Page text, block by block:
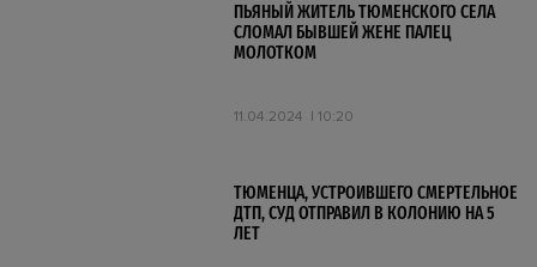
ПЬЯНЫЙ ЖИТЕЛЬ ТЮМЕНСКОГО СЕЛА
СЛОМАЛ БЫВШЕЙ ЖЕНЕ ПАЛЕЦ
МОЛОТКОМ
11.04.2024 10:20
ТЮМЕНЦА, УСТРОИВШЕГО СМЕРТЕЛЬНОЕ
ДТП, СУД ОТПРАВИЛ В КОЛОНИЮ НА 5
ЛЕТ